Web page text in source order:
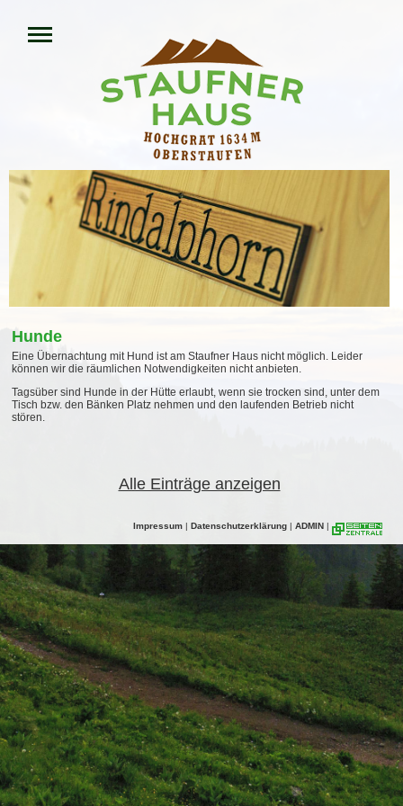
Hunde
Eine Übernachtung mit Hund ist am Staufner Haus nicht möglich. Leider
können wir die räumlichen Notwendigkeiten nicht anbieten.
Tagsüber sind Hunde in der Hütte erlaubt, wenn sie trocken sind, unter dem
Tisch bzw. den Bänken Platz nehmen und den laufenden Betrieb nicht
stören.
Alle Einträge anzeigen
Impressum | Datenschutzerklärung | ADMIN |